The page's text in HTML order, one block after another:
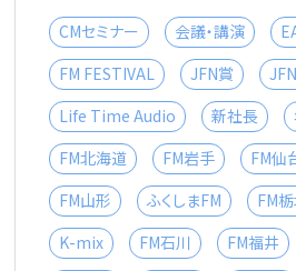
CMセミナー 会議・講演
FM FESTIVAL
JFN賞
Life Time Audio
新社長
FM北海道
FM岩手 FM仙
FM山形
ふくしまFM FM
K-mix
FM石川 FM福井